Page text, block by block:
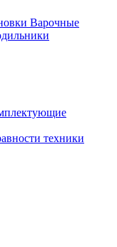
Варочные
техники